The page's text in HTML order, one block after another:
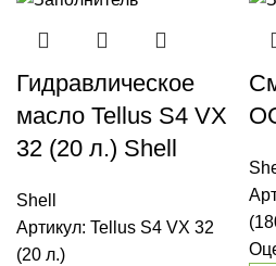
Гидравлическое
масло Tellus S4 VX
32 (20 л.) Shell
Shell
Артикул: Tellus S4 VX 32
(20 л.)